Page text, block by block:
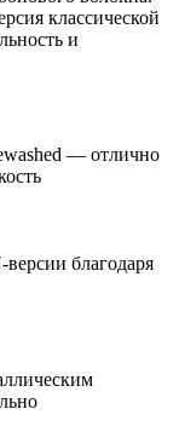
классической
и
— отлично
благодаря